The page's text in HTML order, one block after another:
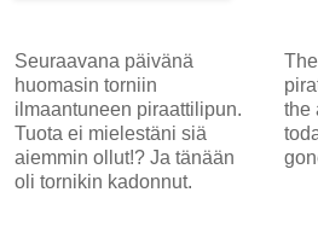
Seuraavana päivänä
huomasin torniin
ilmaantuneen piraattilipun.
Tuota ei mielestäni siä
aiemmin ollut!? Ja tänään
oli tornikin kadonnut.
the